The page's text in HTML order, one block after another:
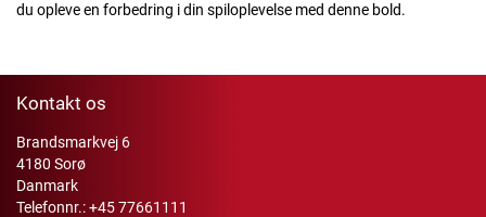
du opleve en forbedring i din spiloplevelse med denne bold.
Kontakt os
Brandsmarkvej 6
4180 Sorø
Danmark
Telefonnr.:+45 77661111